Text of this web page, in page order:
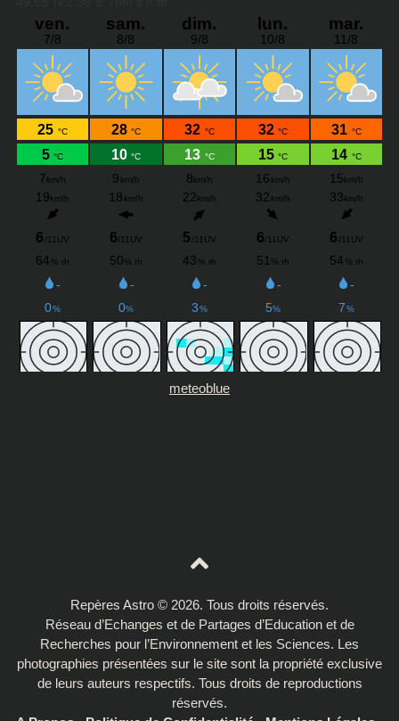
meteoblue
Repères Astro © 2026. Tous droits réservés.
Réseau d’Echanges et de Partages d’Education et de
Recherches pour l’Environnement et les Sciences. Les
photographies présentées sur le site sont la propriété exclusive
de leurs auteurs respectifs. Tous droits de reproductions
réservés.